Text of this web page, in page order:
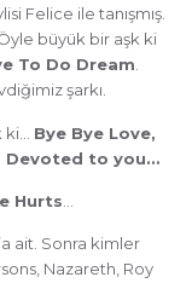
Felice ile tanışmış.
büyük bir aşk ki
To Do Dream.
şarkı.
ki… Bye Bye Love,
Devoted to you…
Hurts
ait. Sonra kimler
Nazareth, Roy